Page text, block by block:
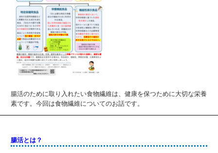
腸活のために取り入れたい食物繊維は、健康を保つために大切な栄養
素です。今回は食物繊維についてのお話です。
腸活とは？